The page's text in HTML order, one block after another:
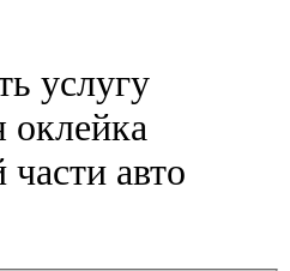
услугу
оклейка
части авто